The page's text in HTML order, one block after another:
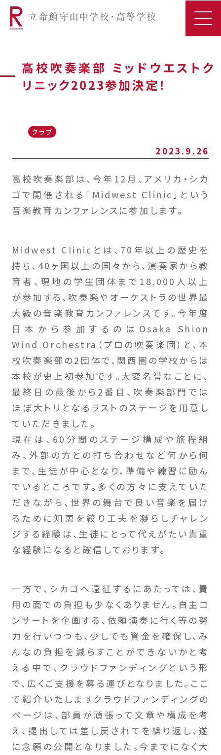
高校吹奏楽部 ミッドウエストク
リニック2023参加決定！
クラブ
2023.9.26
高校吹奏楽部は、今年12月、アメリカ・シカ
ゴで開催される「Midwest Clinic」という
音楽教育カンファレンスに参加します。
Midwest Clinicとは、70年以上の歴史を
持ち、40ヶ国以上の国々から、演奏家から教
育者、現地の学生団体まで18,000人以上
が参加する、吹奏楽やオーケストラの世界最
大級の音楽教育カンファレンスです。今年度
日本から参加するのはOsaka Shion
Wind Orchestra（プロの吹奏楽団）と、本
校吹奏楽部の2団体で、関西圏の学校からは
本校が史上初参加です。大変名誉なことに、
最終日の最後から2番目、吹奏楽部門では
ほぼ大トリとなるラストのステージを用意し
ていただきました。
現在は、60分間のステージ構成や旅程組
み、外部の方との打ち合わせなど何から何
まで、生徒が中心となり、準備や練習に励ん
でいるところです。多くの方々に支えていた
だきながら、世界の舞台で良い音楽を届け
るために知恵を絞り工夫を凝らしチャレン
ジする経験は、生徒にとって代えがたい貴重
な経験になると確信しております。
一方で、シカゴへ遠征するにあたっては、費
用の面での負担も少なくありません。自主コ
ンサートを企画する、依頼演奏に行く等の努
力を行いつつも、少しでも資金を確保し、み
んなの負担を減らすことができないかと考
える中で、クラウドファンディングという形
で、広くご支援を募る運びとなりました。ここ
で紹介いたしますクラウドファンディングの
ページは、部員が頑張って文章や構成を考
え、提出しては差し戻されてを繰り返し、遂
に念願の公開となりました。今までになく大